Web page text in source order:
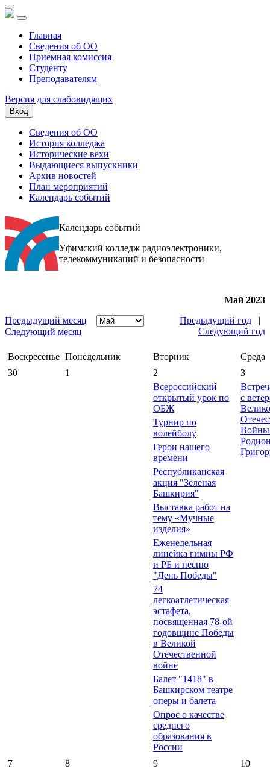
Главная
Сведения об ОО
Приемная комиссия
Студенту
Преподавателям
Версия для слабовидящих
Вход
Сведения об ОО
История колледжа
Исторические вехи
Выдающиеся выпускники
Архив новостей
План мероприятий
Календарь событий
Календарь событий
Уфимский колледж радиоэлектроники,
телекоммуникаций и безопасности
Май 2023
Предыдущий месяц
Следующий месяц
Предыдущий год |
Следующий год
Воскресенье Понедельник Вторник
Среда
30
1
2
Всероссийский
открытый урок по
ОБЖ
Турнир по
волейболу
Герои нашего
времени
Республиканская
акция "Зелёная
Башкирия"
Выставка работ на
тему «Мучные
изделия»
Еженедельная
линейка гимны РФ
и РБ и песню
"День Победы"
74
легкоатлетическая
эстафета,
посвященная 78-ой
годовщине Победы
в Великой
Отечественной
войне
Балет "1418" в
Башкирском театре
оперы и балета
Опрос о качестве
среднего
образования в
России
3
с
7 8 9 10